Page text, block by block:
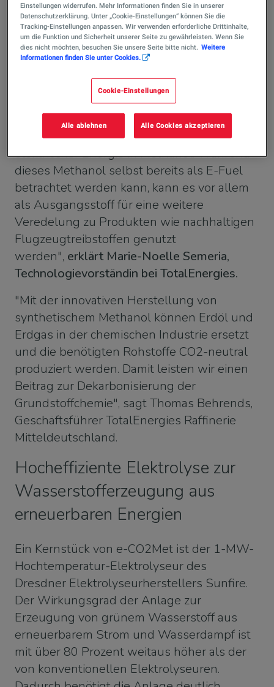
"Das F&E-Programm von TotalEnergies zur
CO2-Abschneidung und -Speicherung
entwickelt Ansätze für die wirtschaftlich
im Einklang mit den Klimaambitionen des
Unternehmens stehen. e-CO2Met ist das
erste Pilotprojekt von TotalEnergies zur
Umwandlung von CO2 mit erneuerbarer
elektrischer Energie in Methanol. Während
dieses Methanol selbst bereits als E-Fuel
betrachtet werden kann, kann es vor allem
als Ausgangsstoff für eine weitere
Veredelung zu Produkten wie nachhaltigen
Flugzeugtreibstoffen genutzt
werden", erklärt Marie-Noelle Semeria,
Technologievorständin bei TotalEnergies.
"Mit der innovativen Herstellung von
synthetischem Methanol können Erdöl und
Erdgas in der chemischen Industrie ersetzt
und die benötigten Rohstoffe CO2-neutral
produziert werden. Damit leisten wir einen
Beitrag zur Dekarbonisierung der
Grundstoffchemie", sagt Thomas Behrends,
Geschäftsführer TotalEnergies Raffinerie
Mitteldeutschland.
Hocheffiziente Elektrolyse zur
Wasserstofferzeugung aus
erneuerbaren Energien
Ein Kernstück von e-CO2Met ist der 1-MW-
Hochtemperatur-Elektrolyseur des
Dresdner Elektrolyseurherstellers Sunfire.
Der Wirkungsgrad der Anlage zur
Erzeugung von grünem Wasserstoff aus
erneuerbarem Strom und Wasserdampf ist
mit über 80 Prozent weitaus höher als der
von konventionellen Elektrolyseuren.
Einstellungen widerrufen. Mehr Informationen finden Sie in unserer
Datenschutzerklärung. Unter „Cookie-Einstellungen“ können Sie die
Tracking-Einstellungen anpassen. Wir verwenden erforderliche Drittinhalte,
um die Funktion und Sicherheit unserer Seite zu gewährleisten. Wenn Sie
dies nicht möchten, besuchen Sie unsere Seite bitte nicht. Weitere
Informationen finden Sie unter Cookies.
Cookie-Einstellungen
Alle ablehnen Alle Cookies akzeptieren